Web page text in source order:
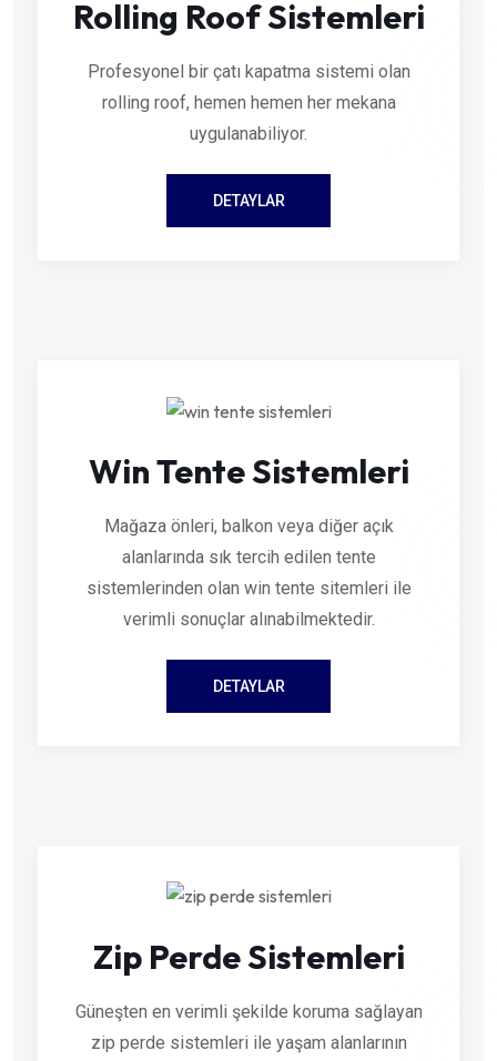
Rolling Roof Sistemleri
Profesyonel bir çatı kapatma sistemi olan
rolling roof, hemen hemen her mekana
uygulanabiliyor.
DETAYLAR
Win Tente Sistemleri
Mağaza önleri, balkon veya diğer açık
alanlarında sık tercih edilen tente
sistemlerinden olan win tente sitemleri ile
verimli sonuçlar alınabilmektedir.
DETAYLAR
Zip Perde Sistemleri
Güneşten en verimli şekilde koruma sağlayan
zip perde sistemleri ile yaşam alanlarının